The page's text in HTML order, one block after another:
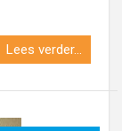
Lees verder...